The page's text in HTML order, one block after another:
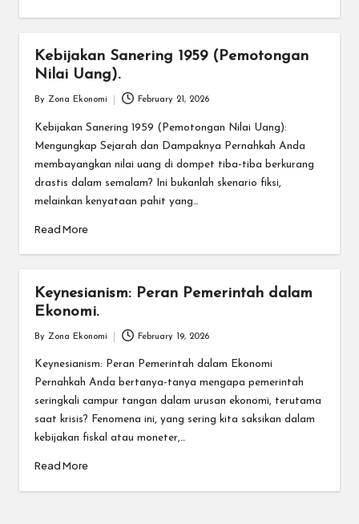
Kebijakan Sanering 1959 (Pemotongan
Nilai Uang).
by
By Zona Ekonomi February 21, 2026
Kebijakan Sanering 1959 (Pemotongan Nilai Uang):
Mengungkap Sejarah dan Dampaknya Pernahkah Anda
membayangkan nilai uang di dompet tiba-tiba berkurang
drastis dalam semalam? Ini bukanlah skenario fiksi,
melainkan kenyataan pahit yang…
Read More
Keynesianism: Peran Pemerintah dalam
Ekonomi.
Posted
by
By Zona Ekonomi February 19, 2026
Keynesianism: Peran Pemerintah dalam Ekonomi
Pernahkah Anda bertanya-tanya mengapa pemerintah
seringkali campur tangan dalam urusan ekonomi, terutama
saat krisis? Fenomena ini, yang sering kita saksikan dalam
kebijakan fiskal atau moneter,…
Read More